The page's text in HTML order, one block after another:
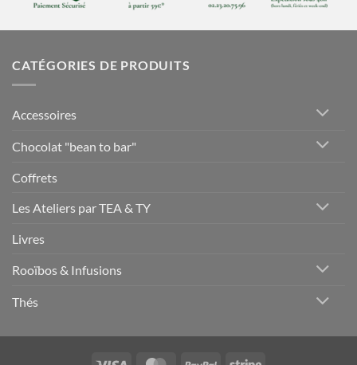
CATÉGORIES DE PRODUITS
Accessoires
Chocolat "bean to bar"
Coffrets
Les Ateliers par TEA & TY
Livres
Rooïbos & Infusions
Thés